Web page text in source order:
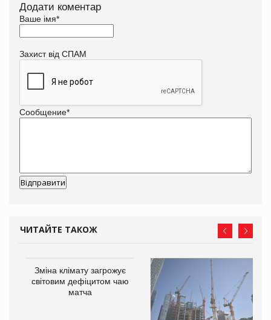
Додати коментар
Ваше імя*
Захист від СПАМ
Сообщение*
ЧИТАЙТЕ ТАКОЖ
Зміна клімату загрожує
світовим дефіцитом чаю
матча